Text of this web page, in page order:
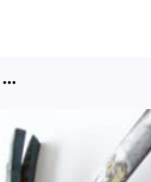
more_horiz